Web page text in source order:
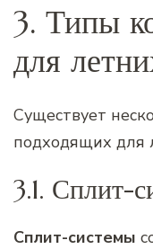
3. Типы
для
Существует
подходящих для
3.1. Сплит-
Сплит-системы